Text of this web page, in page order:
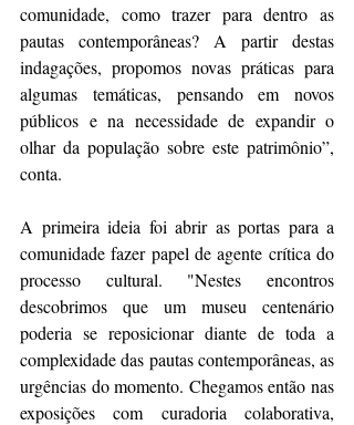
comunidade, como trazer para dentro as
pautas contemporâneas? A partir destas
indagações, propomos novas práticas para
algumas temáticas, pensando em novos
públicos e na necessidade de expandir o
olhar da população sobre este patrimônio”,
conta.
A primeira ideia foi abrir as portas para a
comunidade fazer papel de agente crítica do
processo cultural. "Nestes encontros
descobrimos que um museu centenário
poderia se reposicionar diante de toda a
complexidade das pautas contemporâneas, as
urgências do momento. Chegamos então nas
exposições com curadoria colaborativa,